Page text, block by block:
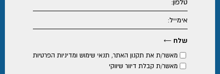
מאשר/ת את תקנון האתר, תנאי שימוש ומדיניות הפרטיות
מאשר/ת קבלת דיוור שיווקי